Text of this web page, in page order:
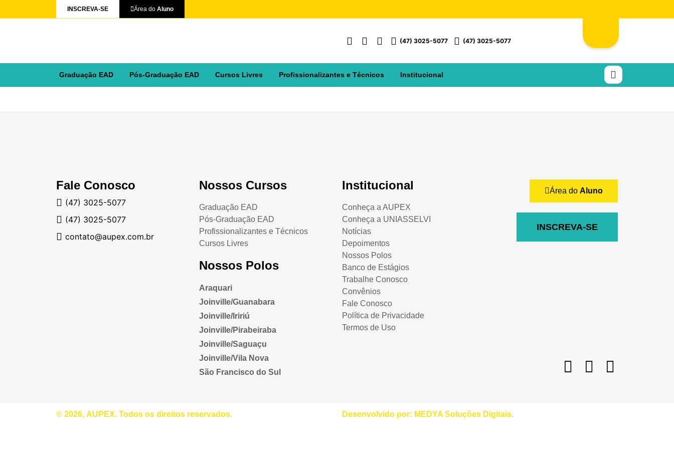
INSCREVA-SE Área do Aluno
(47) 3025-5077 (47) 3025-5077
Graduação EAD Pós-Graduação EAD Cursos Livres Profissionalizantes e Técnicos Institucional
Fale Conosco
(47) 3025-5077
(47) 3025-5077
contato@aupex.com.br
Nossos Cursos
Graduação EAD
Pós-Graduação EAD
Profissionalizantes e Técnicos
Cursos Livres
Nossos Polos
Araquari
Joinville/Guanabara
Joinville/Iririú
Joinville/Pirabeiraba
Joinville/Saguaçu
Joinville/Vila Nova
São Francisco do Sul
Institucional
Conheça a AUPEX
Conheça a UNIASSELVI
Notícias
Depoimentos
Nossos Polos
Banco de Estágios
Trabalhe Conosco
Convênios
Fale Conosco
Política de Privacidade
Termos de Uso
Área do Aluno
INSCREVA-SE
© 2026, AUPEX. Todos os direitos reservados. Desenvolvido por: MEDYA Soluções Digitais.